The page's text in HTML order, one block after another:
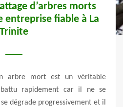
d’arbre La
professionnel situé à La
une nouvelle prestation sur
d’arbre. Ce service vous aide à